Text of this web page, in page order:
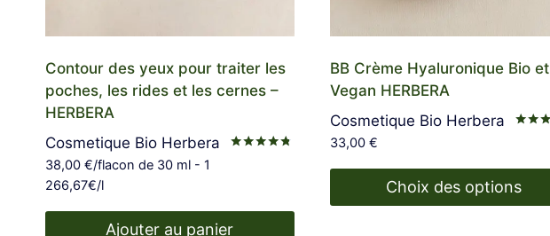
Contour des yeux pour traiter les
poches, les rides et les cernes –
HERBERA
Cosmetique Bio Herbera
38,00 €/flacon de 30 ml - 1
266,67€/l
Ajouter au panier
BB Crème Hyaluronique Bio et
Vegan HERBERA
Cosmetique Bio Herbera
33,00 €
Choix des options